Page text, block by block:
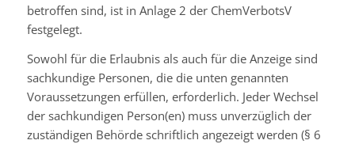
betroffen sind, ist in Anlage 2 der ChemVerbotsV
festgelegt.
Sowohl für die Erlaubnis als auch für die Anzeige sind
sachkundige Personen, die die unten genannten
Voraussetzungen erfüllen, erforderlich. Jeder Wechsel
der sachkundigen Person(en) muss unverzüglich der
zuständigen Behörde schriftlich angezeigt werden (§ 6